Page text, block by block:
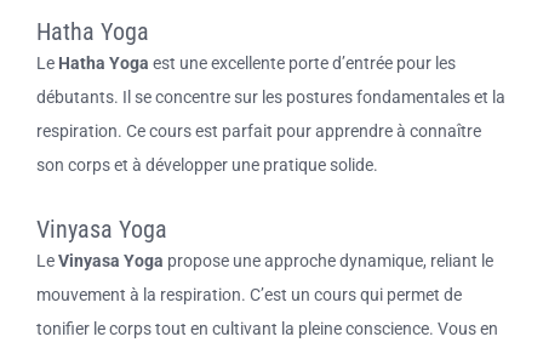
Hatha Yoga
Le Hatha Yoga est une excellente porte d’entrée pour les
débutants. Il se concentre sur les postures fondamentales et la
respiration. Ce cours est parfait pour apprendre à connaître
son corps et à développer une pratique solide.
Vinyasa Yoga
LeVinyasa Yoga propose une approche dynamique, reliant le
mouvement à la respiration. C’est un cours qui permet de
tonifier le corps tout en cultivant la pleine conscience. Vous en